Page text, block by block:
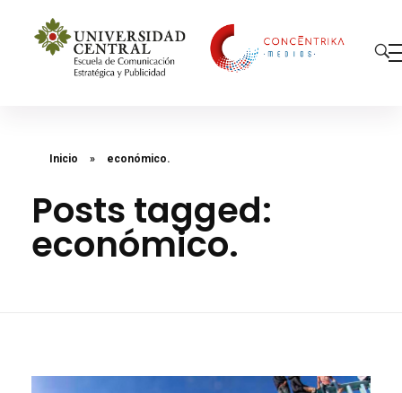
Inicio » económico.
Posts tagged:
económico.